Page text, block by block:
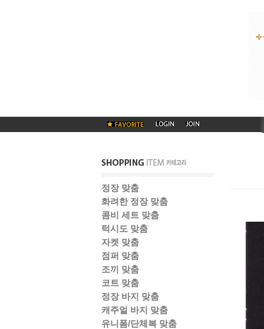
정장 맞춤
화려한 정장 맞춤
콤비 세트 맞춤
턱시도 맞춤
자켓 맞춤
점퍼 맞춤
조끼 맞춤
코트 맞춤
정장 바지 맞춤
캐주얼 바지 맞춤
유니폼/단체복 맞춤